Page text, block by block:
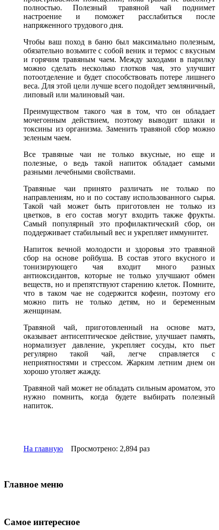
полностью. Полезный травяной чай поднимет
настроение и поможет расслабиться после
напряженного трудового дня.
Чтобы ваш поход в баню был максимально полезным,
обязательно возьмите с собой веник и термос с вкусным
и горячим травяным чаем. Между заходами в парилку
можно сделать несколько глотков чая, это улучшит
потоотделение и будет способствовать потере лишнего
веса. Для этой цели лучше всего подойдет земляничный,
липовый или малиновый чаи.
Преимуществом такого чая в том, что он обладает
мочегонным действием, поэтому выводит шлаки и
токсины из организма. Заменить травяной сбор можно
зеленым чаем.
Все травяные чаи не только вкусные, но еще и
полезные, о ведь такой напиток обладает самыми
разными лечебными свойствами.
Травяные чаи принято различать не только по
направлениям, но и по составу использованного сырья.
Такой чай может быть приготовлен не только из
цветков, в его состав могут входить также фрукты.
Самый популярный это профилактический сбор, он
поддерживает стабильный вес и укрепляет иммунитет.
Напиток вечной молодости и здоровья это травяной
сбор на основе ройбуша. В состав этого вкусного и
тонизирующего чая входит много разных
антиоксидантов, которые не только улучшают обмен
веществ, но и препятствуют старению клеток. Помните,
что в таком чае не содержится кофеин, поэтому его
можно пить не только детям, но и беременным
женщинам.
Травяной чай, приготовленный на основе матэ,
оказывает антисептическое действие, улучшает память,
нормализует давление, укрепляет сосуды, кто пьет
регулярно такой чай, легче справляется с
неприятностями и стрессом. Жарким летним днем он
хорошо утоляет жажду.
Травяной чай может не обладать сильным ароматом, это
нужно помнить, когда будете выбирать полезный
напиток.
На главную Просмотрено: 2,894 раз
Главное меню
Самое интересное